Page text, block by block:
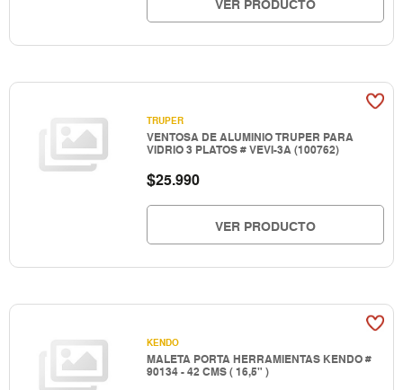
VER PRODUCTO
TRUPER
VENTOSA DE ALUMINIO TRUPER PARA
VIDRIO 3 PLATOS # VEVI-3A (100762)
$25.990
VER PRODUCTO
KENDO
MALETA PORTA HERRAMIENTAS KENDO #
90134 - 42 CMS ( 16,5" )